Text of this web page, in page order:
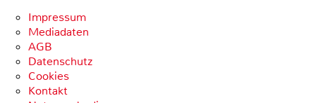
Impressum
Mediadaten
AGB
Datenschutz
Cookies
Kontakt